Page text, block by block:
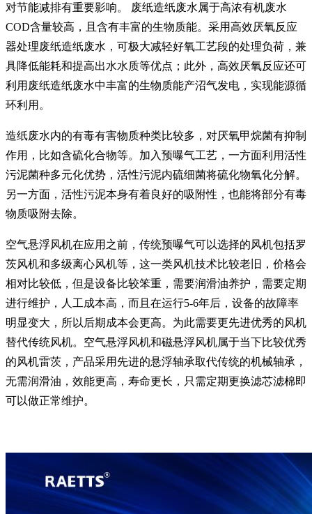
对节能减排有重要影响。 废纸造纸废水属于高浓有机废水
COD含量较高，且含有丰富的生物质能。采用高效厌氧反应
器处理废纸造纸废水，可极大减轻好氧工艺段的处理负荷，兼
具降低能耗和提高出水水质等优点；此外，高效厌氧反应还可
利用废纸造纸废水中丰富的生物质能产沼气发电，实现能源循
环利用。
造纸废水内的有毒有害物质种类比较多，对厌氧甲烷菌有抑制
作用，比如含硫化合物等。加入预曝气工艺，一方面利用活性
污泥菌种多元化优势，活性污泥内硫细菌将硫化物氧化分解。
另一方面，活性污泥本身有着良好的吸附性，也能将部分有毒
物质吸附去除。
空气悬浮风机在应用之前，传统预曝气可以选择的风机包括罗
茨风机和多级离心风机等，这一类风机技术比较老旧，价格会
相对比较低，但是设备比较笨重，需要润滑油养护，需要定期
进行维护，人工成本高，而且在运行5-6年后，设备的故障率
明显变大，所以后期成本会更高。为此需要更先进优秀的风机
替代传统风机。空气悬浮风机和磁悬浮风机属于当下比较优秀
的风机雷茨，产品采用先进的悬浮轴承取代传统的机械轴承，
无需润滑油，效能更高，寿命更长，只需定期更换滤芯滤棉即
可以做正常维护。